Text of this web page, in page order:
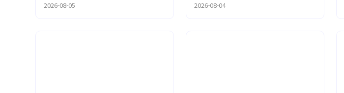
2026-08-05 2026-08-04